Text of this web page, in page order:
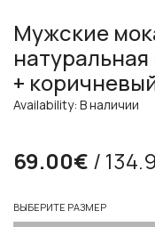
Мужские
+
Availability: В наличии
69.00€ /
ВЫБЕРИТЕ РАЗМЕР